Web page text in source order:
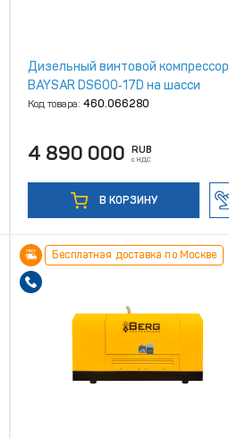
Дизельный винтовой компрессор
BAYSAR DS600‑17D на шасси
Код товара:460.066280
4 890 000 RUB
с НДС
В КОРЗИНУ
Бесплатная доставка по Москве